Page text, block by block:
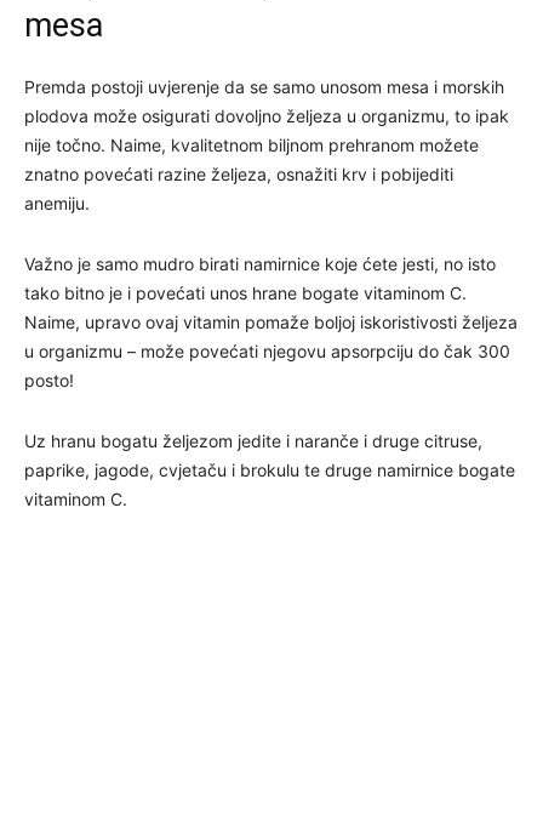
mesa
Premda postoji uvjerenje da se samo unosom mesa i morskih
plodova može osigurati dovoljno željeza u organizmu, to ipak
nije točno. Naime, kvalitetnom biljnom prehranom možete
znatno povećati razine željeza, osnažiti krv i pobijediti
anemiju.
Važno je samo mudro birati namirnice koje ćete jesti, no isto
tako bitno je i povećati unos hrane bogate vitaminom C.
Naime, upravo ovaj vitamin pomaže boljoj iskoristivosti željeza
u organizmu – može povećati njegovu apsorpciju do čak 300
posto!
Uz hranu bogatu željezom jedite i naranče i druge citruse,
paprike, jagode, cvjetaču i brokulu te druge namirnice bogate
vitaminom C.